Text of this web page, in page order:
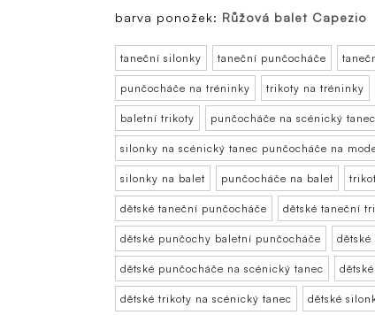
barva ponožek: Růžová balet Capezio
taneční silonky taneční punčocháče
punčocháče na tréninky trikoty na tréninky
baletní trikoty punčocháče na scénický tanec
silonky na scénický tanec punčocháče na
silonky na balet punčocháče na balet
dětské taneční punčocháče dětské taneční
dětské punčochy baletní punčocháče
dětské punčocháče na scénický tanec
dětské trikoty na scénický tanec dětské